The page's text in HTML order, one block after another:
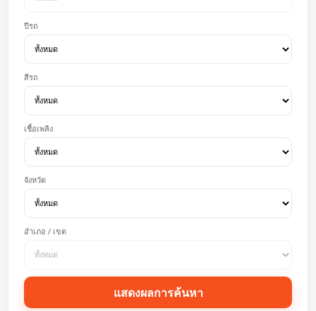
ปีรถ
สีรถ
เชื้อเพลิง
จังหวัด
อำเภอ / เขต
แสดงผลการค้นหา